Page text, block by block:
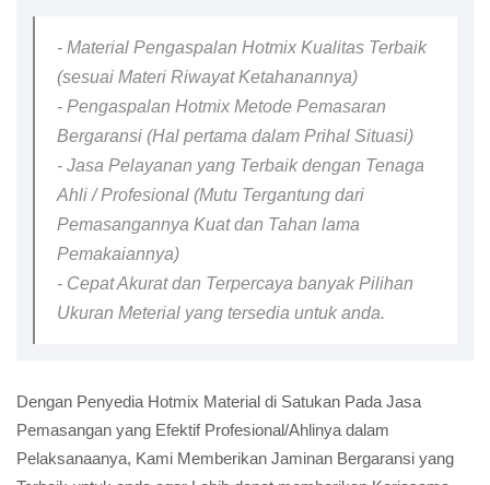
- Material Pengaspalan Hotmix Kualitas Terbaik
(sesuai Materi Riwayat Ketahanannya)
- Pengaspalan Hotmix Metode Pemasaran
Bergaransi (Hal pertama dalam Prihal Situasi)
- Jasa Pelayanan yang Terbaik dengan Tenaga
Ahli / Profesional (Mutu Tergantung dari
Pemasangannya Kuat dan Tahan lama
Pemakaiannya)
- Cepat Akurat dan Terpercaya banyak Pilihan
Ukuran Meterial yang tersedia untuk anda.
Dengan Penyedia Hotmix Material di Satukan Pada Jasa
Pemasangan yang Efektif Profesional/Ahlinya dalam
Pelaksanaanya, Kami Memberikan Jaminan Bergaransi yang